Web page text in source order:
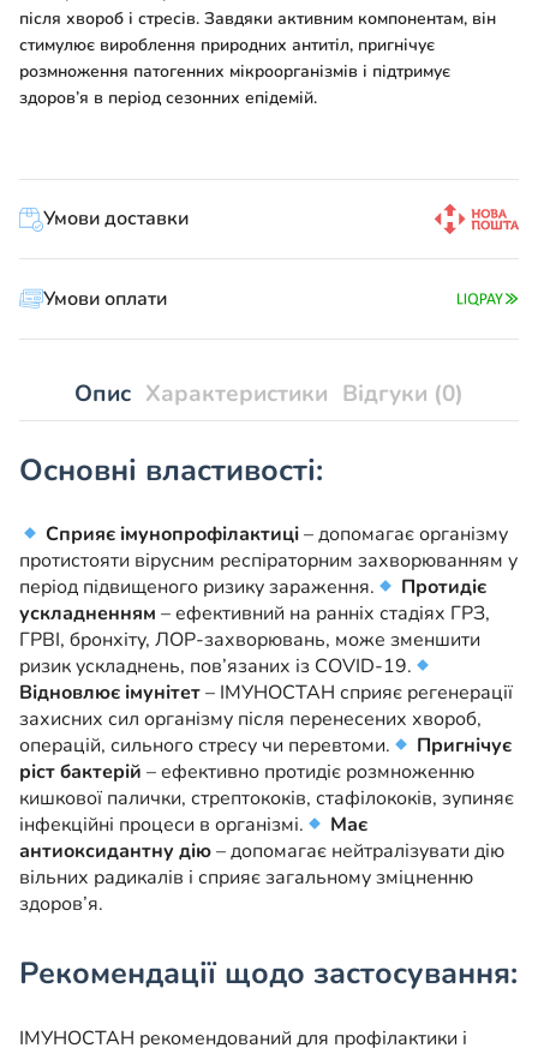
після хвороб і стресів. Завдяки активним компонентам, він
стимулює вироблення природних антитіл, пригнічує
розмноження патогенних мікроорганізмів і підтримує
здоров’я в період сезонних епідемій.
Умови доставки
Умови оплати
Опис Характеристики Відгуки (0)
Основні властивості:
Сприяє імунопрофілактиці– допомагає організму
протистояти вірусним респіраторним захворюванням у
період підвищеного ризику зараження.
Протидіє
ускладненням – ефективний на ранніх стадіях ГРЗ,
ГРВІ, бронхіту, ЛОР-захворювань, може зменшити
ризик ускладнень, пов’язаних із COVID-19.
Відновлює імунітет– ІМУНОСТАН сприяє регенерації
захисних сил організму після перенесених хвороб,
операцій, сильного стресу чи перевтоми.
Пригнічує
ріст бактерій – ефективно протидіє розмноженню
кишкової палички, стрептококів, стафілококів, зупиняє
інфекційні процеси в організмі.
Має
антиоксидантну дію– допомагає нейтралізувати дію
вільних радикалів і сприяє загальному зміцненню
здоров’я.
Рекомендації щодо застосування:
ІМУНОСТАН рекомендований для профілактики і